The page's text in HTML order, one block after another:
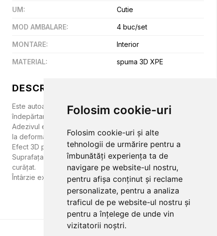
Folosim cookie-uri
Folosim cookie-uri și alte
tehnologii de urmărire pentru a
îmbunătăți experiența ta de
navigare pe website-ul nostru,
pentru afișa conținut și reclame
personalizate, pentru a analiza
traficul de pe website-ul nostru și
pentru a înțelege de unde vin
vizitatorii noștri.
DESCRIERE
Este autoadeziv, poate fi instalat simplu și ușor prin
îndepărtarea hârtiei suport și lipirea la locul dorit.
Adezivul este puternic, nu trebuie să vă faceți griji cu privire
la deformarea și dezlipirea marginilor.
Efect 3D puternic.
Suprafața este impermeabilă și rezistentă la ulei și ușor de
curățat.
Întârzie extinderea flăcărilor.
UM: Cutie
MOD AMBALARE: 4 buc/set
MONTARE: Interior
MATERIAL: spuma 3D XPE